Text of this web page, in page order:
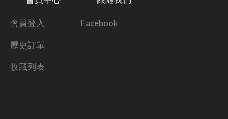
會員登入
歷史訂單
收藏列表
Facebook